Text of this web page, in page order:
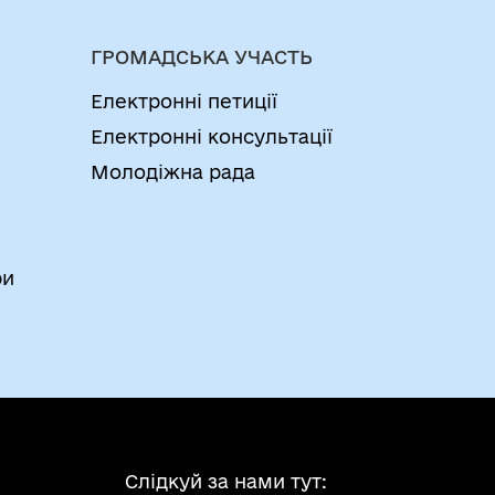
МІСЬКОЇ РАДИ
МІСЬКОЇ РАДИ
МІСЬКОЇ РАДИ
ГРОМАДСЬКА УЧАСТЬ
Електронні петиції
Електронні консультації
Молодіжна рада
Слідкуй за нами тут: